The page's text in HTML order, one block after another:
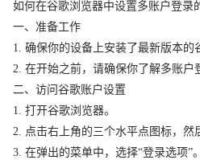
如何在谷歌浏览器中设置多账户登录
一、准备工作
1. 确保你的设备上安装了最新版本的
2. 在开始之前，请确保你了解多账户
二、访问谷歌账户设置
1. 打开谷歌浏览器。
2. 点击右上角的三个水平点图标，然
3. 在弹出的菜单中，选择“登录选项”。